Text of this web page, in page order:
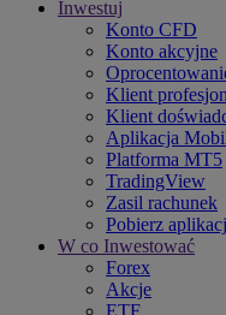
Inwestuj
Konto CFD
Konto akcyjne
Klient
Klient
Aplikacja
Platforma MT5
TradingView
Zasil rachunek
Pobierz
W co Inwestować
Forex
Akcje
ETF